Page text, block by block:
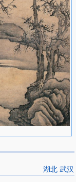
湖北 武汉